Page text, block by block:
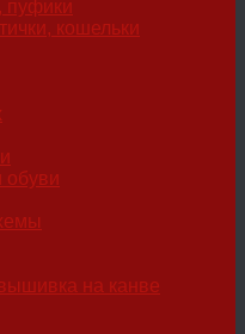
пуфики
кошельки
обуви
на канве